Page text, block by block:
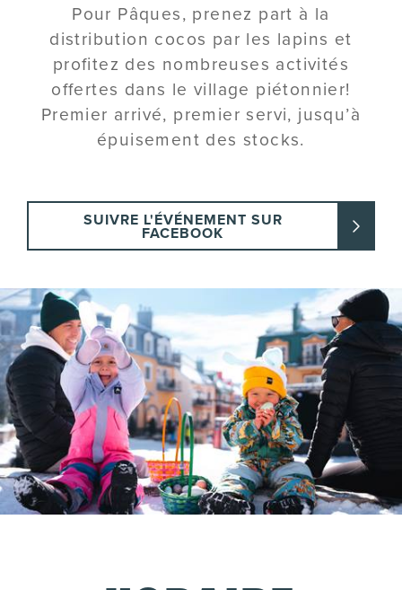
Pour Pâques, prenez part à la
distribution cocos par les lapins et
profitez des nombreuses activités
offertes dans le village piétonnier!
Premier arrivé, premier servi, jusqu’à
épuisement des stocks.
SUIVRE L'ÉVÉNEMENT SUR
FACEBOOK